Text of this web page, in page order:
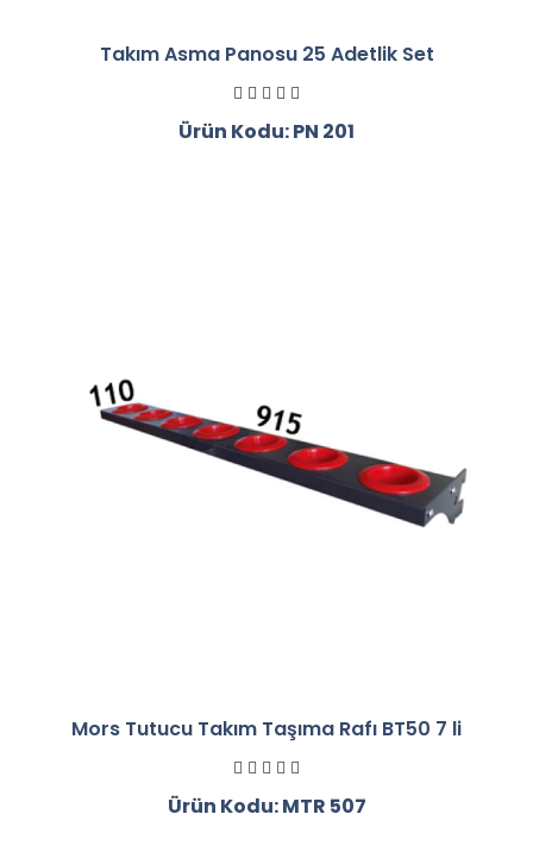
Takım Asma Panosu 25 Adetlik Set
Ürün Kodu: PN 201
Mors Tutucu Takım Taşıma Rafı BT50 7 li
Ürün Kodu: MTR 507